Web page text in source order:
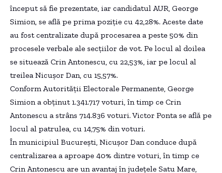
început să fie prezentate, iar candidatul AUR, George
Simion, se află pe prima poziție cu 42,28%. Aceste date
au fost centralizate după procesarea a peste 50% din
procesele verbale ale secțiilor de vot. Pe locul al doilea
se situează Crin Antonescu, cu 22,53%, iar pe locul al
treilea Nicușor Dan, cu 15,57%.
Conform Autorității Electorale Permanente, George
Simion a obținut 1.341.717 voturi, în timp ce Crin
Antonescu a strâns 714.836 voturi. Victor Ponta se află pe
locul al patrulea, cu 14,75% din voturi.
În municipiul București, Nicușor Dan conduce după
centralizarea a aproape 40% dintre voturi, în timp ce
Crin Antonescu are un avantaj în județele Satu Mare,